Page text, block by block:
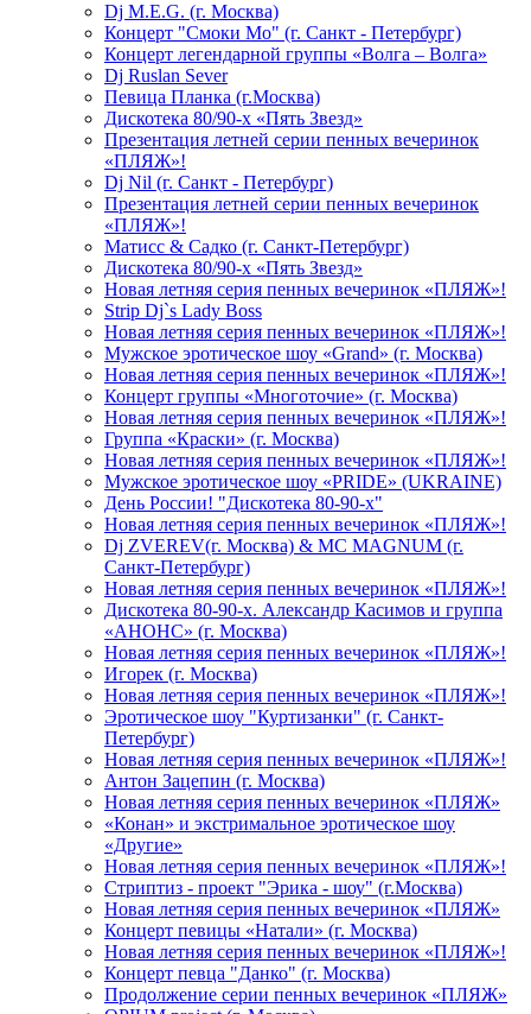
Dj M.E.G. (г. Москва)
Концерт "Смоки Мо" (г. Санкт - Петербург)
Концерт легендарной группы «Волга – Волга»
Dj Ruslan Sever
Певица Планка (г.Москва)
Дискотека 80/90-х «Пять Звезд»
Презентация летней серии пенных вечеринок
«ПЛЯЖ»!
Dj Nil (г. Санкт - Петербург)
Презентация летней серии пенных вечеринок
«ПЛЯЖ»!
Матисс & Садко (г. Санкт-Петербург)
Дискотека 80/90-х «Пять Звезд»
Новая летняя серия пенных вечеринок «ПЛЯЖ»!
Strip Dj`s Lady Boss
Новая летняя серия пенных вечеринок «ПЛЯЖ»!
Мужское эротическое шоу «Grand» (г. Москва)
Новая летняя серия пенных вечеринок «ПЛЯЖ»!
Концерт группы «Многоточие» (г. Москва)
Новая летняя серия пенных вечеринок «ПЛЯЖ»!
Группа «Краски» (г. Москва)
Новая летняя серия пенных вечеринок «ПЛЯЖ»!
Мужское эротическое шоу «PRIDE» (UKRAINE)
День России! "Дискотека 80-90-х"
Новая летняя серия пенных вечеринок «ПЛЯЖ»!
Dj ZVEREV(г. Москва) & MC MAGNUM (г.
Санкт-Петербург)
Новая летняя серия пенных вечеринок «ПЛЯЖ»!
Дискотека 80-90-х. Александр Касимов и группа
«АНОНС» (г. Москва)
Новая летняя серия пенных вечеринок «ПЛЯЖ»!
Игорек (г. Москва)
Новая летняя серия пенных вечеринок «ПЛЯЖ»!
Эротическое шоу "Куртизанки" (г. Санкт-
Петербург)
Новая летняя серия пенных вечеринок «ПЛЯЖ»!
Антон Зацепин (г. Москва)
Новая летняя серия пенных вечеринок «ПЛЯЖ»
«Конан» и экстримальное эротическое шоу
«Другие»
Новая летняя серия пенных вечеринок «ПЛЯЖ»!
Стриптиз - проект "Эрика - шоу" (г.Москва)
Новая летняя серия пенных вечеринок «ПЛЯЖ»
Концерт певицы «Натали» (г. Москва)
Новая летняя серия пенных вечеринок «ПЛЯЖ»!
Концерт певца "Данко" (г. Москва)
Продолжение серии пенных вечеринок «ПЛЯЖ»